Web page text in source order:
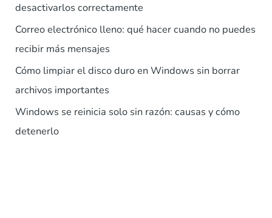
desactivarlos correctamente
Correo electrónico lleno: qué hacer cuando no puedes
recibir más mensajes
Cómo limpiar el disco duro en Windows sin borrar
archivos importantes
Windows se reinicia solo sin razón: causas y cómo
detenerlo